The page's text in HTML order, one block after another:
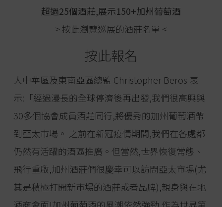
超過25個酒莊,展示150+加州葡萄酒
>按此瀏覽巡展的酒莊名單 <
按此報名
大中華區及東南亞區總監 Christopher Beros 表
示:「經過漫長的全球停濟後再出發,我們很高興與
30多個協會成員酒莊同行,將優秀的加州葡萄酒帶
到亞太市場。 之前在新冠疫情期間,我們在各處都
仍然有活躍的酒區推廣。但當然,世界恢復常態、
飛行重啟,加州酒莊們很慶幸可以訪問亞太市場(尤
其是積極打開新市場的酒莊或者品牌),親身與在地